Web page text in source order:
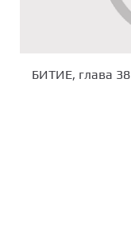
БИТИЕ, глава 38